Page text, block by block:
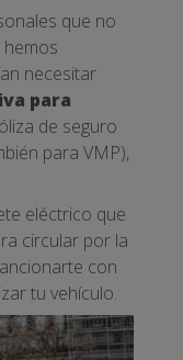
que no
necesitar
para
de seguro
para VMP),
eléctrico que
circular por la
con
tu vehículo.